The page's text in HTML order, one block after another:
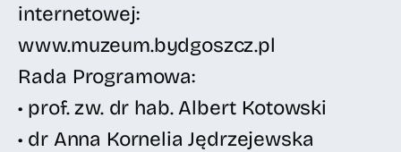
internetowej:
www.muzeum.bydgoszcz.pl
Rada Programowa:
• prof. zw. dr hab. Albert Kotowski
• dr Anna Kornelia Jędrzejewska